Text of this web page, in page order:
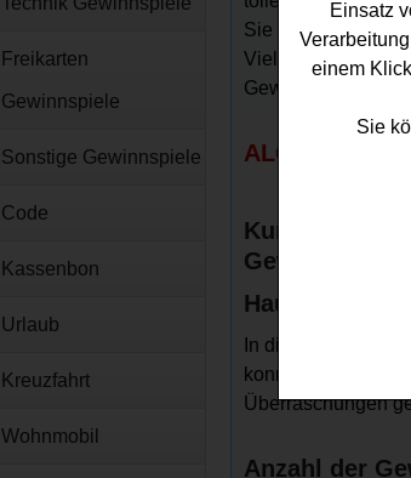
Sie fix die
Vielleicht haben
Gewinnspiel!
ALCAR
Kurz-Infos
Gewinnspiel
Hauptgewinne:
In diesem ALCAR
konnten Sie tolle
Überraschungen
Anzahl der
Freikarten
Gewinnspiele
Sonstige Gewinnspiele
Code
Kassenbon
Urlaub
Kreuzfahrt
Wohnmobil
Einsatz
einem
Sie